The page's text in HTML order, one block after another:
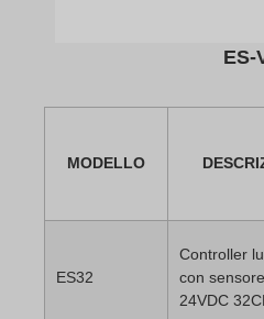
ES-
MODELLO
ES32
Controller
con
24VDC